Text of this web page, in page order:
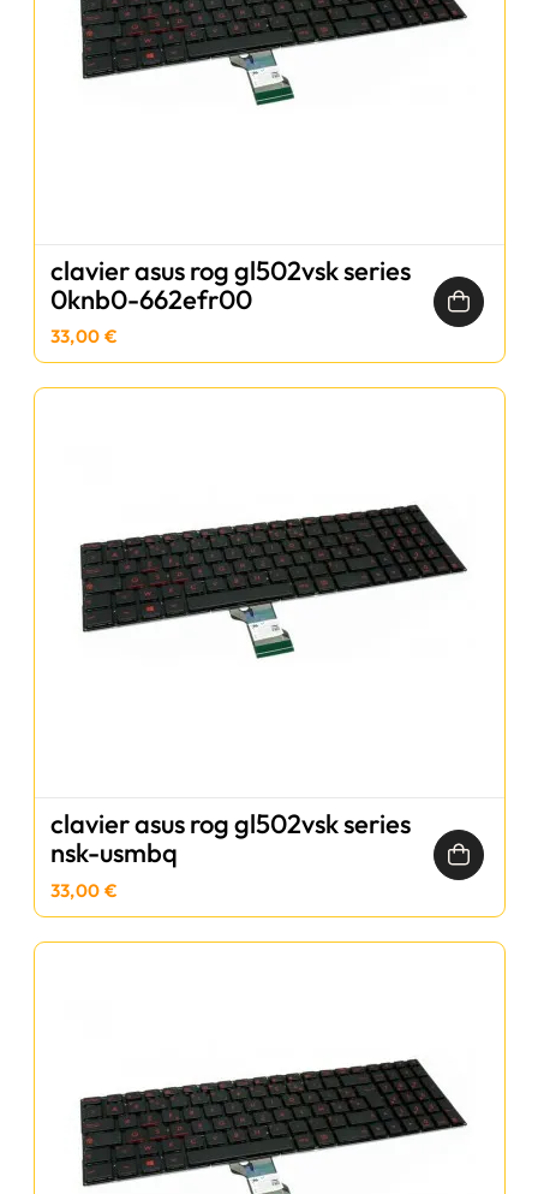
clavier asus rog gl502vsk series
0knb0-662efr00
33,00 €
clavier asus rog gl502vsk series
nsk-usmbq
33,00 €